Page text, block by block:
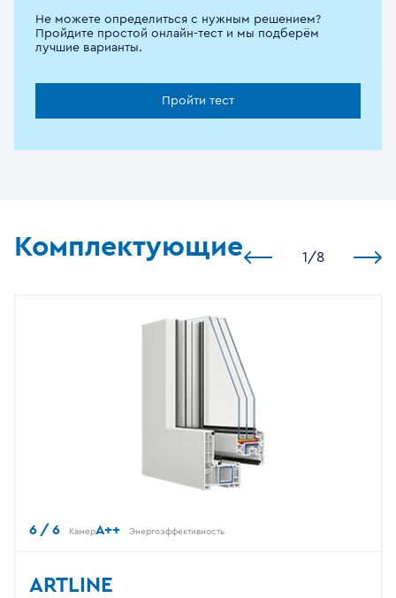
Не можете определиться с нужным решением?
Пройдите простой онлайн-тест и мы подберём
лучшие варианты.
Пройти тест
Комплектующие 1 /8
6 / 6 КамерA++ Энергоэффективность
ARTLINE